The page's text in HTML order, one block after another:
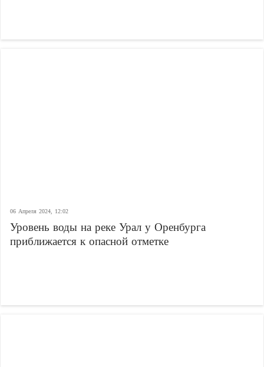
06 Апреля 2024, 12:02
Уровень воды на реке Урал у Оренбурга
приближается к опасной отметке